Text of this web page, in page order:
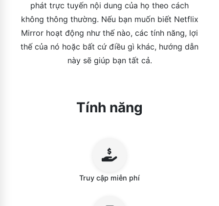
phát trực tuyến nội dung của họ theo cách
không thông thường. Nếu bạn muốn biết Netflix
Mirror hoạt động như thế nào, các tính năng, lợi
thế của nó hoặc bất cứ điều gì khác, hướng dẫn
này sẽ giúp bạn tất cả.
Tính năng
Truy cập miễn phí